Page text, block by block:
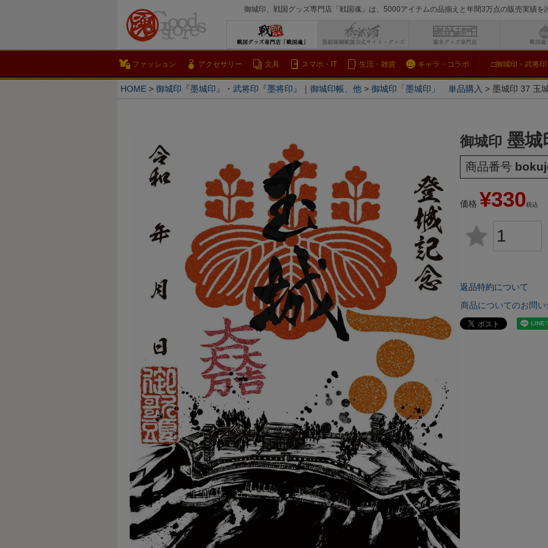
御城印、戦国グッズ専門店「戦国魂」は、5000アイテムの品揃えと年間3万点の販売実績
検索
ファッション アクセサリー 文具 スマホ・IT 生活・雑貨 キャラ・コラボ □御城印・武将印
HOME 御城印『墨城印』・武将印『墨将印』｜御城印帳、他 御城印「墨城印」 単品購入 墨城印 37 玉
御城印 墨城
商品番号
価格 ¥330税込
返品特約について
商品についてのお問